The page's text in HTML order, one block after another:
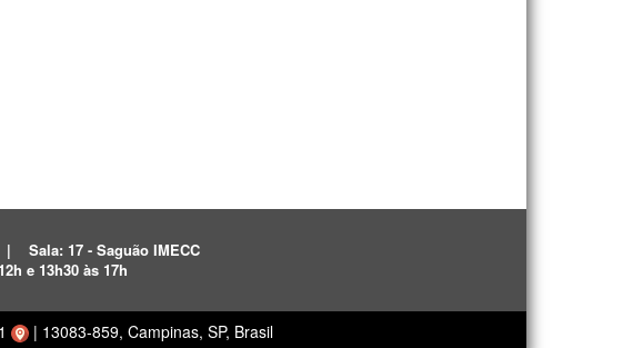
|
Sala: 17 - Saguão IMECC
e 13h30 às 17h
| 13083-859, Campinas, SP, Brasil